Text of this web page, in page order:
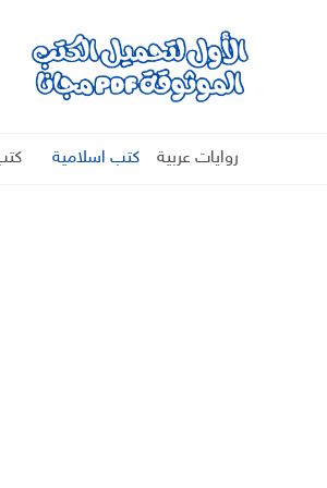
روايات عربية كتب اسلامية